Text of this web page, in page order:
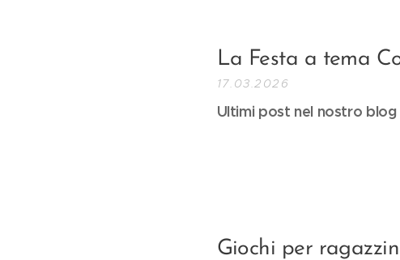
La Festa a tema
17.03.2026
Ultimi post nel nostro blog
Giochi per